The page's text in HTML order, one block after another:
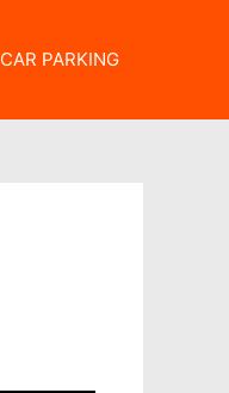
CAR PARKING